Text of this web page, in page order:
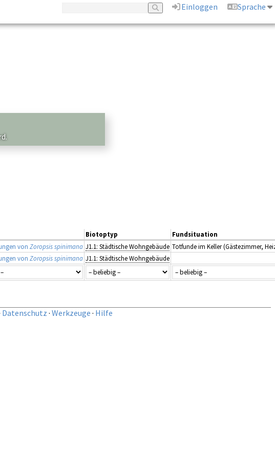
Einloggen
Sprache
Biotoptyp
Fundsituation
von Zoropsis spinimana J1.1: Städtische Wohngebäude Totfunde im Keller (Gästezimmer,
von Zoropsis spinimana J1.1: Städtische Wohngebäude
Datenschutz · Werkzeuge · Hilfe